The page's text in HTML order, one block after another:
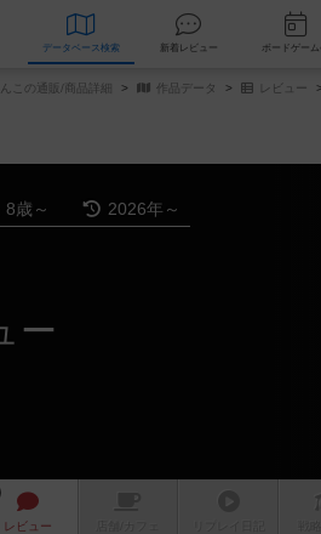
データベース 検索 新着レビュー
この通販/商品詳細 作品データ レビュー
8歳～ 2026年～
ー
レビュー